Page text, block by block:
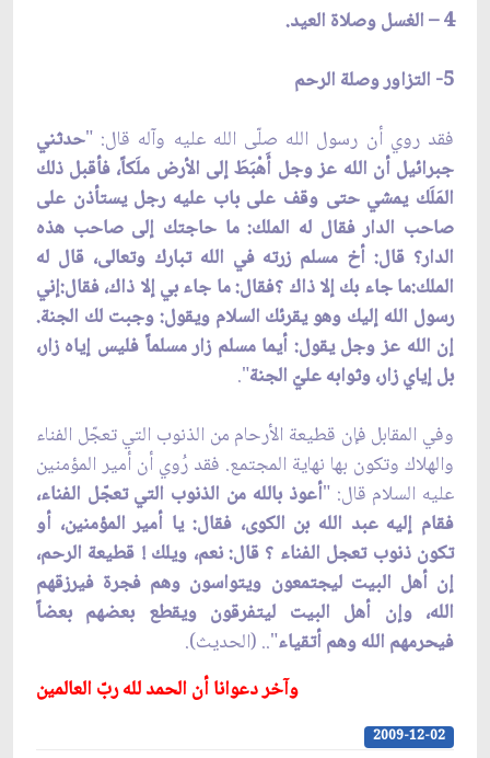
4 – الغسل وصلاة العيد.
5- التزاور وصلة الرحم
فقد روي أن رسول الله صلّى الله عليه وآله قال: "حدثني
جبرائيل أن الله عز وجل أَهْبَطَ إلى الأرض ملَكاً، فأقبل ذلك
المَلَك يمشي حتى وقف على باب عليه رجل يستأذن على
صاحب الدار فقال له الملك: ما حاجتك إلى صاحب هذه
الدار؟ قال: أخ مسلم زرته في الله تبارك وتعالى، قال له
الملك:ما جاء بك إلا ذاك ؟فقال: ما جاء بي إلا ذاك، فقال:إني
رسول الله إليك وهو يقرئك السلام ويقول: وجبت لك الجنة.
إن الله عز وجل يقول: أيما مسلم زار مسلماً فليس إياه زار،
بل إياي زار، وثوابه عليّ الجنة".
وفي المقابل فإن قطيعة الأرحام من الذنوب التي تعجّل الفناء
والهلاك وتكون بها نهاية المجتمع. فقد رُوي أن أمير المؤمنين
عليه السلام قال: "أعوذ بالله من الذنوب التي تعجّل الفناء،
فقام إليه عبد الله بن الكوى، فقال: يا أمير المؤمنين، أو
تكون ذنوب تعجل الفناء ؟ قال: نعم، ويلك ! قطيعة الرحم،
إن أهل البيت ليجتمعون ويتواسون وهم فجرة فيرزقهم
الله، وإن أهل البيت ليتفرقون ويقطع بعضهم بعضاً
فيحرمهم الله وهم أتقياء".. (الحديث).
وآخر دعوانا أن الحمد لله ربّ العالمين
2009-12-02